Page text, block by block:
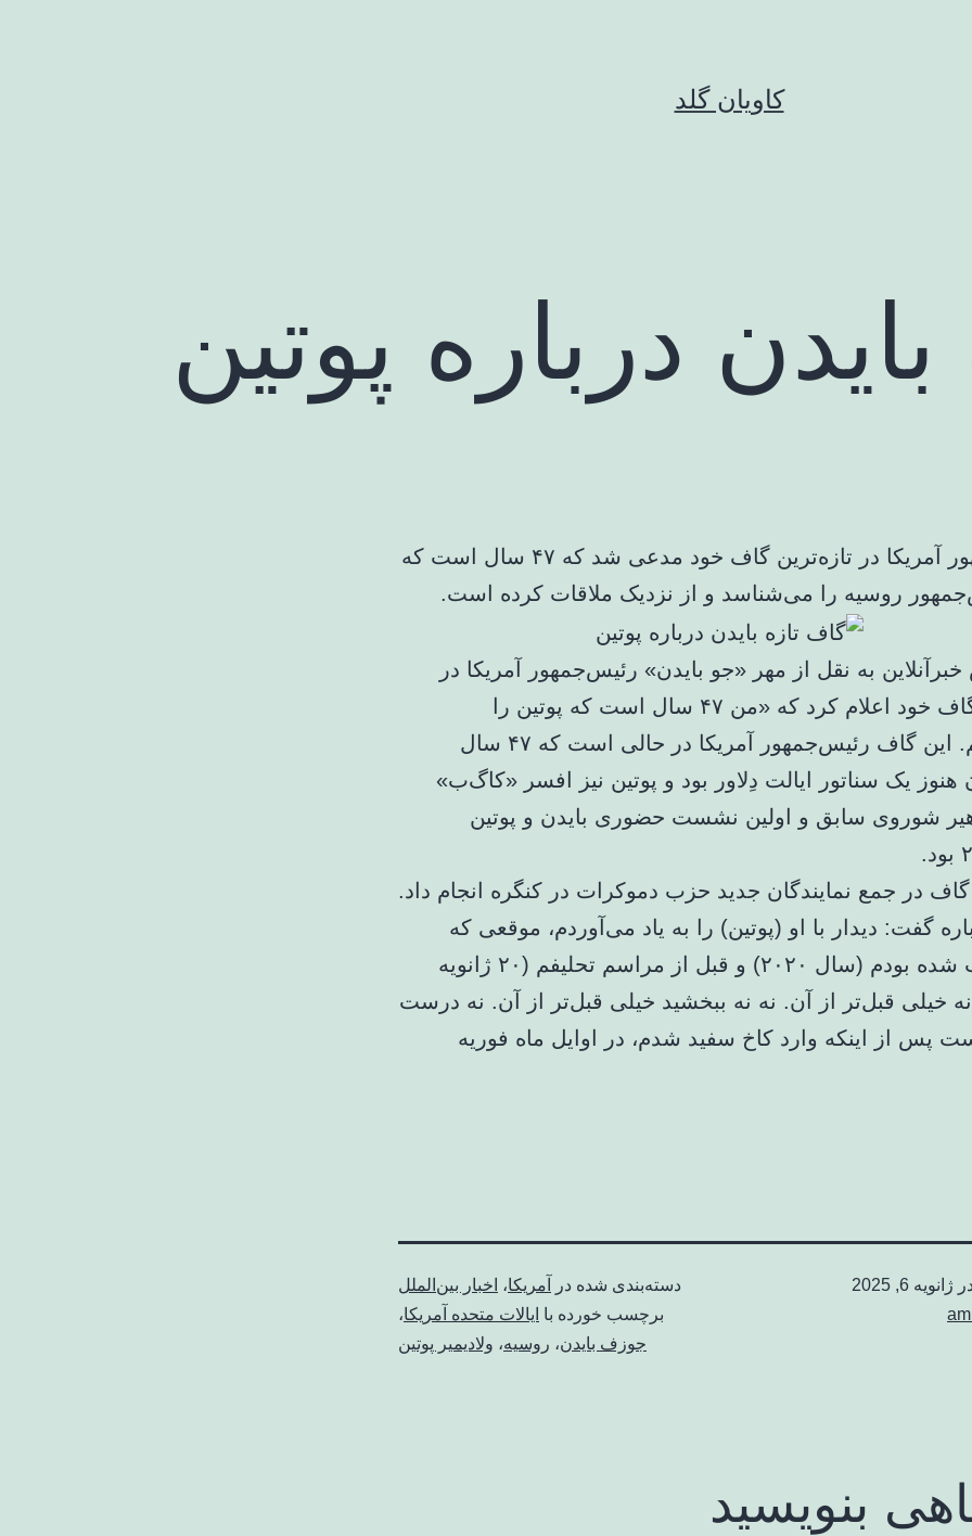
کاویان گلد
درباره پوتین
رئیس‌جمهور آمریکا در تازه‌ترین گاف خود مدعی شد که ۴۷ سال است که
روسیه را می‌شناسد و از نزدیک ملاقات کرده است.
به نقل از مهر «جو بایدن» رئیس‌جمهور آمریکا در
تازه‌ترین گاف خود اعلام کرد که «من ۴۷ سال است که پوتین را
می‌شناسم. این گاف رئیس‌جمهور آمریکا در حالی است که ۴۷ سال
هنوز یک سناتور ایالت دِلاور بود و پوتین نیز افسر «کاگ‌ب»
شوروی سابق و اولین نشست حضوری بایدن و پوتین
گاف در جمع نمایندگان جدید حزب دموکرات در کنگره انجام داد.
گفت: دیدار با او (پوتین) را به یاد می‌آوردم، موقعی که
من انتخاب شده بودم (سال ۲۰۲۰) و قبل از مراسم تحلیفم (۲۰ ژانویه
یا نه خیلی قبل‌تر از آن. نه نه ببخشید خیلی قبل‌تر از آن. نه درست
پس از اینکه وارد کاخ سفید شدم، در اوایل ماه فوریه
ژانویه 6, 2025
دسته‌بندی شده در آمریکا، اخبار بین‌الملل
برچسب خورده با ایالات متحده آمریکا،
جوزف بایدن، روسیه، ولادیمیر پوتین
بنویسید